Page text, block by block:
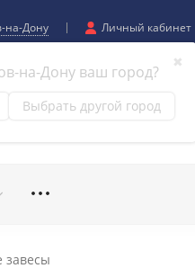
на-Дону
✖
на-Дону ваш город?
Выбрать другой город
Личный кабинет
завесы